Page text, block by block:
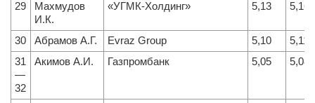
29
Махмудов
И.К.
«УГМК-Холдинг» 5,13 5,16
30 Абрамов А.Г. Evraz Group 5,10
5,11
31
—
32
Акимов А.И. Газпромбанк 5,05 5,08